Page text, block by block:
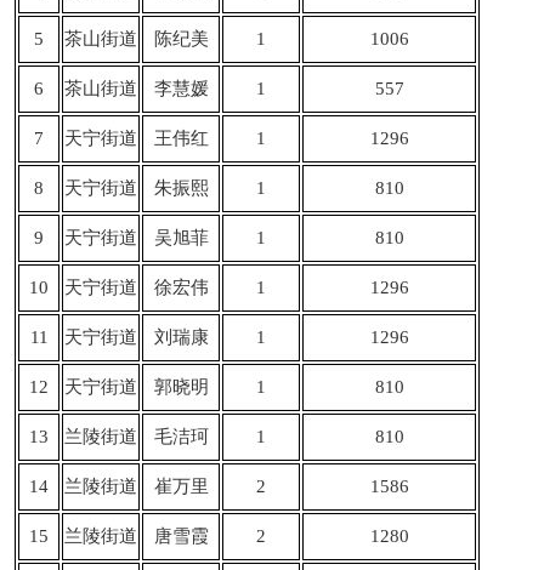
5 茶山街道 陈纪美 1 1006
6 茶山街道 李慧媛 1 557
7 天宁街道 王伟红 1 1296
8 天宁街道 朱振熙 1 810
9 天宁街道 吴旭菲 1 810
10 天宁街道 徐宏伟 1 1296
11 天宁街道 刘瑞康 1 1296
12 天宁街道 郭晓明 1 810
13 兰陵街道 毛洁珂 1 810
14 兰陵街道 崔万里 2 1586
15 兰陵街道 唐雪霞 2 1280